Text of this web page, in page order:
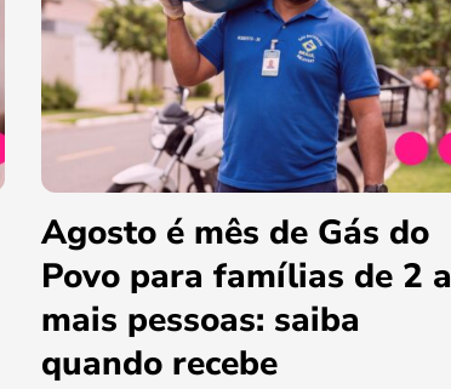
Agosto é mês de Gás do
Povo para famílias de 2 a
mais pessoas: saiba
quando recebe